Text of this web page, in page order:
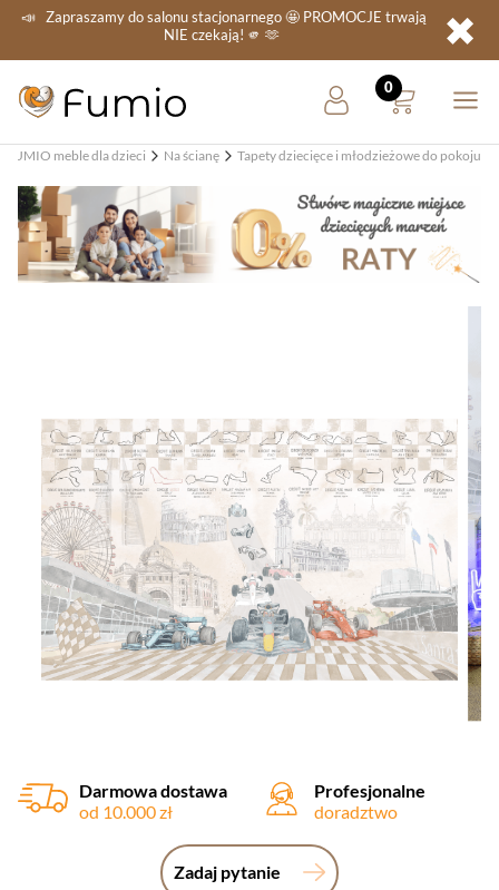
📣 Zapraszamy do salonu stacjonarnego🤩 PROMOCJE trwają
NIE czekają! 🫵 🫶 ✖
FUMIO meble dla dzieci Na ścianę Tapety dziecięce i młodzieżowe do pokoju
Darmowa dostawa
od 10.000 zł
Profesjonalne
doradztwo
Zadaj pytanie